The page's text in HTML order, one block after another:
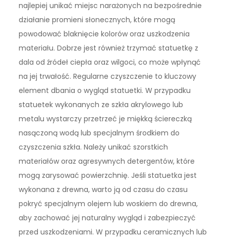
najlepiej unikać miejsc narażonych na bezpośrednie
działanie promieni słonecznych, które mogą
powodować blaknięcie kolorów oraz uszkodzenia
materiału. Dobrze jest również trzymać statuetkę z
dala od źródeł ciepła oraz wilgoci, co może wpłynąć
na jej trwałość. Regularne czyszczenie to kluczowy
element dbania o wygląd statuetki. W przypadku
statuetek wykonanych ze szkła akrylowego lub
metalu wystarczy przetrzeć je miękką ściereczką
nasączoną wodą lub specjalnym środkiem do
czyszczenia szkła. Należy unikać szorstkich
materiałów oraz agresywnych detergentów, które
mogą zarysować powierzchnię. Jeśli statuetka jest
wykonana z drewna, warto ją od czasu do czasu
pokryć specjalnym olejem lub woskiem do drewna,
aby zachować jej naturalny wygląd i zabezpieczyć
przed uszkodzeniami. W przypadku ceramicznych lub